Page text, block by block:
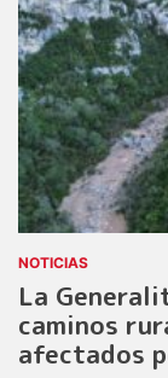
NOTICIAS
La
caminos
afectados